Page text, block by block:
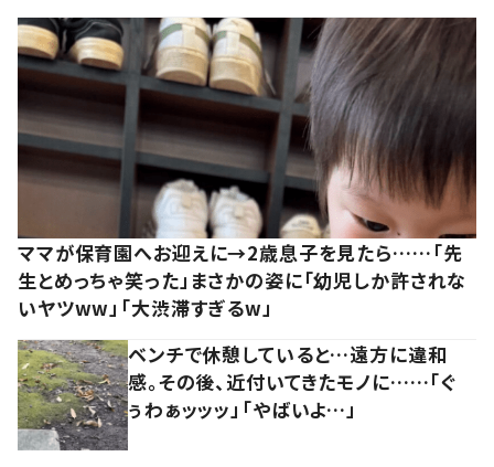
ママが保育園へお迎えに→2歳息子を見たら……「先
生とめっちゃ笑った」まさかの姿に「幼児しか許されな
いヤツww」「大渋滞すぎるw」
ベンチで休憩していると…遠方に違和
感。その後、近付いてきたモノに……「ぐ
ぅわぁッッッ」「やばいよ…」